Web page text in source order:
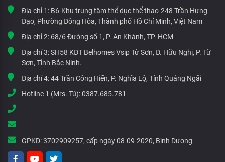
Địa chỉ 1: B6-Khu trung tâm thể dục thể thao-248 Trần Hưng
Đạo, Phường Đông Hòa, Thành phố Hồ Chí Minh, Việt Nam
Địa chỉ 2: 68/6 Đường số 1, P. An Khánh, TP. HCM
Địa chỉ 3:SH58 KĐT Belhomes Vsip Từ Sơn, Đ. Hữu Nghị, P. Từ
Sơn, Tỉnh Bắc Ninh.
Địa chỉ 4:44 Trần Công Hiến, P. Nghĩa Lộ, Tỉnh Quảng Ngãi
Hotline 1 (Mrs. Tú):0387.685.781
GPKD:3702909257, cấp ngày 08-09-2020, Bình Dương